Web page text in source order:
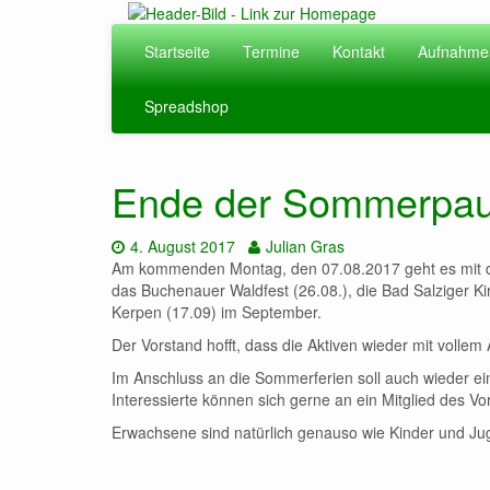
Startseite Termine Kontakt
Spreadshop
Ende der
Datum:
4. August 2017 Autor:
Julian Gras
Am kommenden Montag, den 07.08.2017 geht es
das Buchenauer Waldfest (26.08.), die Bad Salziger
Kerpen (17.09) im September.
Der Vorstand hofft, dass die Aktiven wieder mit
Im Anschluss an die Sommerferien soll auch wieder
Interessierte können sich gerne an ein Mitglied des
Erwachsene sind natürlich genauso wie Kinder und